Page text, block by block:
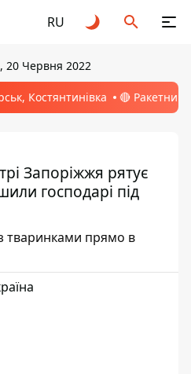
RU
20 Червня 2022
Костянтинівка 🔴 Ракетний
Запоріжжя рятує
господарі під
тваринками прямо в